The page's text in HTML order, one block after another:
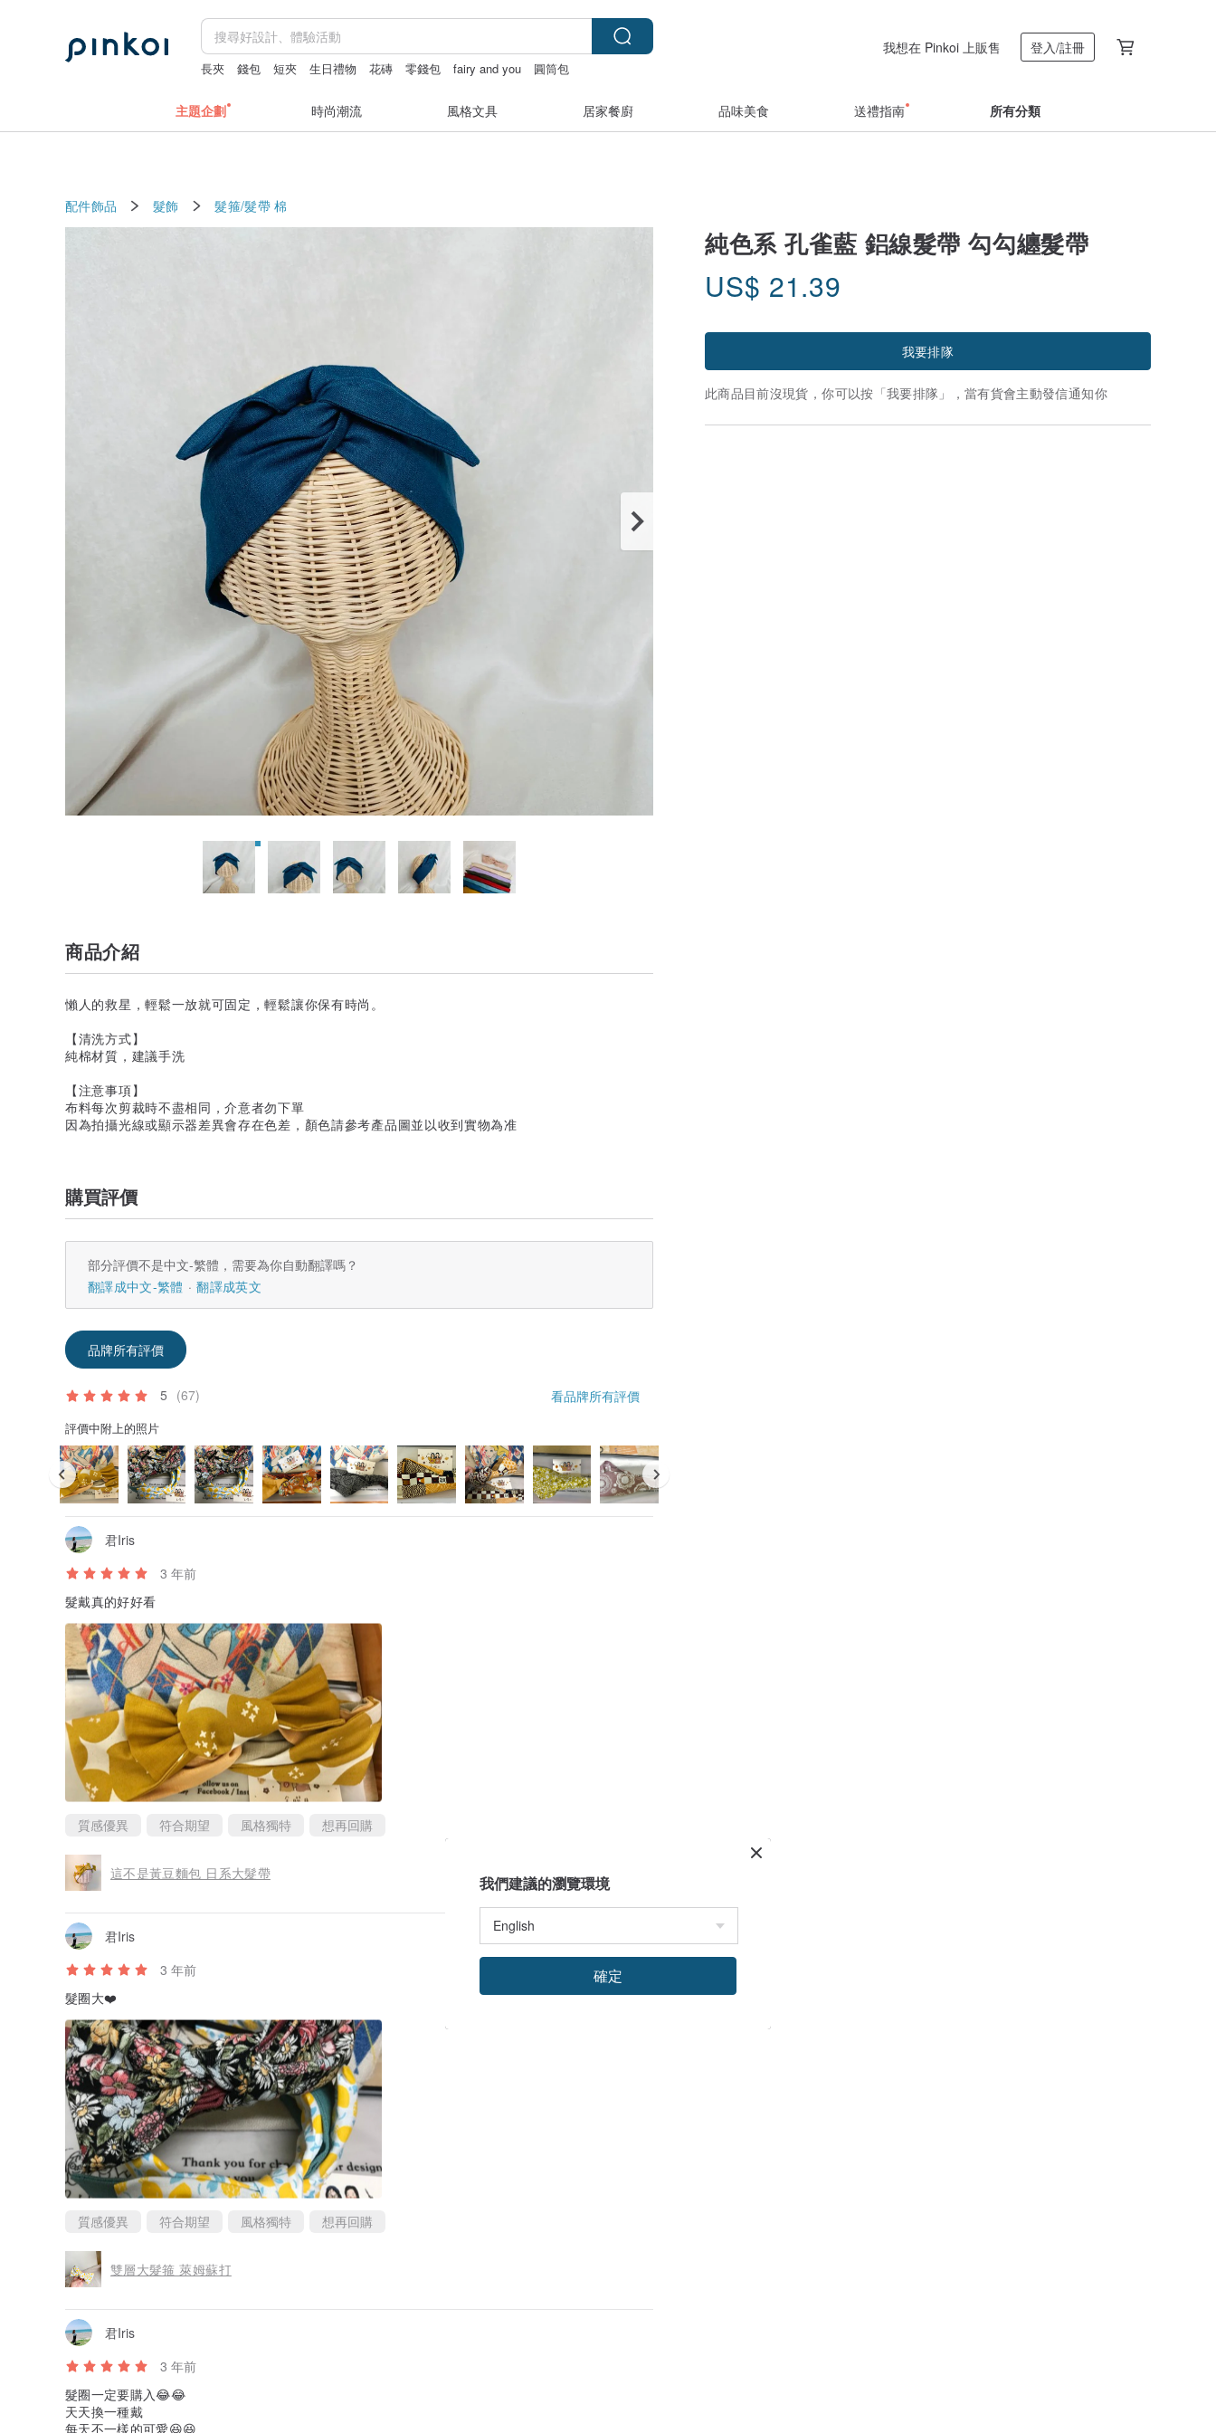
長夾 錢包 短夾 生日禮物 花磚 零錢包 fairy and you 圓筒包
我想在 Pinkoi 上販售 登入/註冊
主題企劃 時尚潮流 風格文具 居家餐廚 品味美食 送禮指南 所有分類
配件飾品 髮飾 髮箍/髮帶 棉
純色系 孔雀藍 鋁線髮帶 勾勾纏髮帶
US$ 21.39
我要排隊
此商品目前沒現貨，你可以按「我要排隊」，當有貨會主動發信通知你
商品介紹
懶人的救星，輕鬆一放就可固定，輕鬆讓你保有時尚。
【清洗方式】
純棉材質，建議手洗
【注意事項】
布料每次剪裁時不盡相同，介意者勿下單
因為拍攝光線或顯示器差異會存在色差，顏色請參考產品圖並以收到實物為准
購買評價
部分評價不是中文-繁體，需要為你自動翻譯嗎？
翻譯成中文-繁體
翻譯成英文
品牌所有評價
5 (67) 看品牌所有評價
評價中附上的照片
君Iris
3 年前
髮戴真的好好看
質感優異 符合期望 風格獨特 想再回購
這不是黃豆麵包 日系大髮帶
君Iris
3 年前
髮圈大❤️
質感優異 符合期望 風格獨特 想再回購
雙層大髮箍 萊姆蘇打
君Iris
3 年前
髮圈一定要購入😂😂
天天換一種戴
每天不一樣的可愛😆😆
我們建議的瀏覽環境
確定